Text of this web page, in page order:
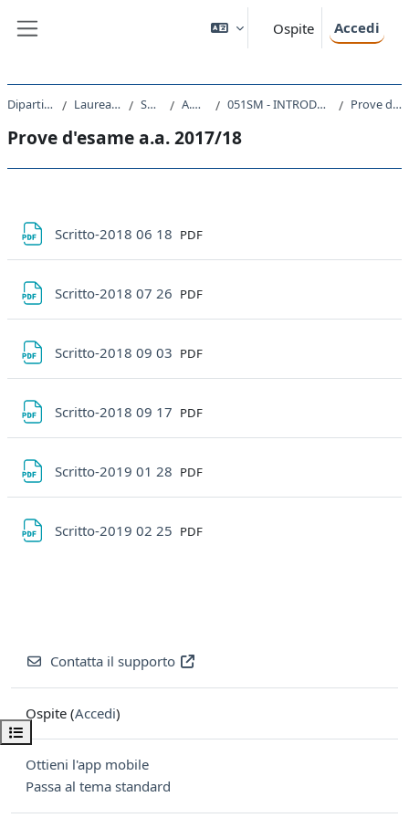
Ospite Accedi
Apri indice del corso
Dipartimento di Fisica Laurea triennale (DM270) SM20 - FISICA A.A. 2022 - 2023 051SM - INTRODUZIONE ALLA FISICA TEORICA 2022 Prove d'esame a.a. 2017/18
Prove d'esame a.a. 2017/18
Scritto-2018 06 18 File
PDF
Scritto-2018 07 26 File
PDF
Scritto-2018 09 03 File
PDF
Scritto-2018 09 17 File
PDF
Scritto-2019 01 28 File
PDF
Scritto-2019 02 25 File
PDF
Contatta il supporto
Ospite (Accedi)
Ottieni l'app mobile
Passa al tema standard